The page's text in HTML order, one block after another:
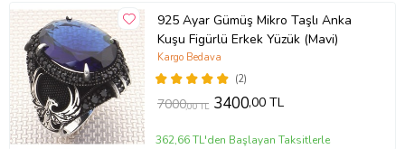
925 Ayar Gümüş Mikro Taşlı Anka
Kuşu Figürlü Erkek Yüzük (Mavi)
(2)
Kargo Bedava
7000,00 TL 3400,00 TL
362,66 TL'den Başlayan Taksitlerle